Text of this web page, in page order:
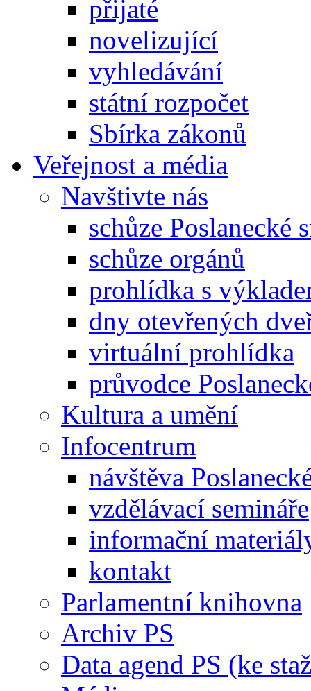
přijaté
novelizující
vyhledávání
státní rozpočet
Sbírka zákonů
Veřejnost a média
Navštivte nás
schůze Poslanecké
schůze orgánů
prohlídka s
dny otevřených
virtuální prohlídka
průvodce
Kultura a umění
Infocentrum
návštěva
vzdělávací semináře
informační
kontakt
Parlamentní knihovna
Archiv PS
Data agend PS (ke